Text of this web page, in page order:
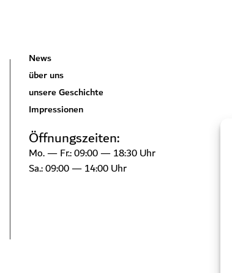
News
über uns
unse­re Geschich­te
Impres­sio­nen
Öff­nungs­zei­ten:
Mo. — Fr.: 09:00 — 18:30 Uhr
Sa.: 09:00 — 14:00 Uhr